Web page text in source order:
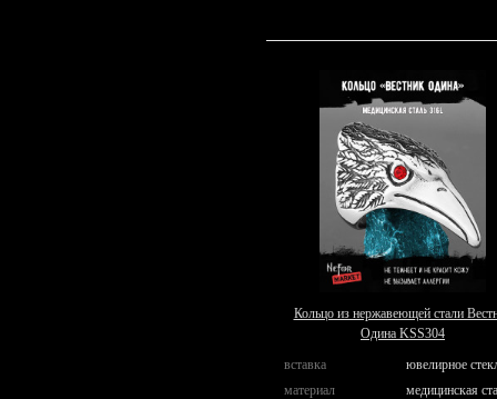
Кольцо из нержавеющей стали
Одина KSS304
вставка
ювелирное
материал
медицинская